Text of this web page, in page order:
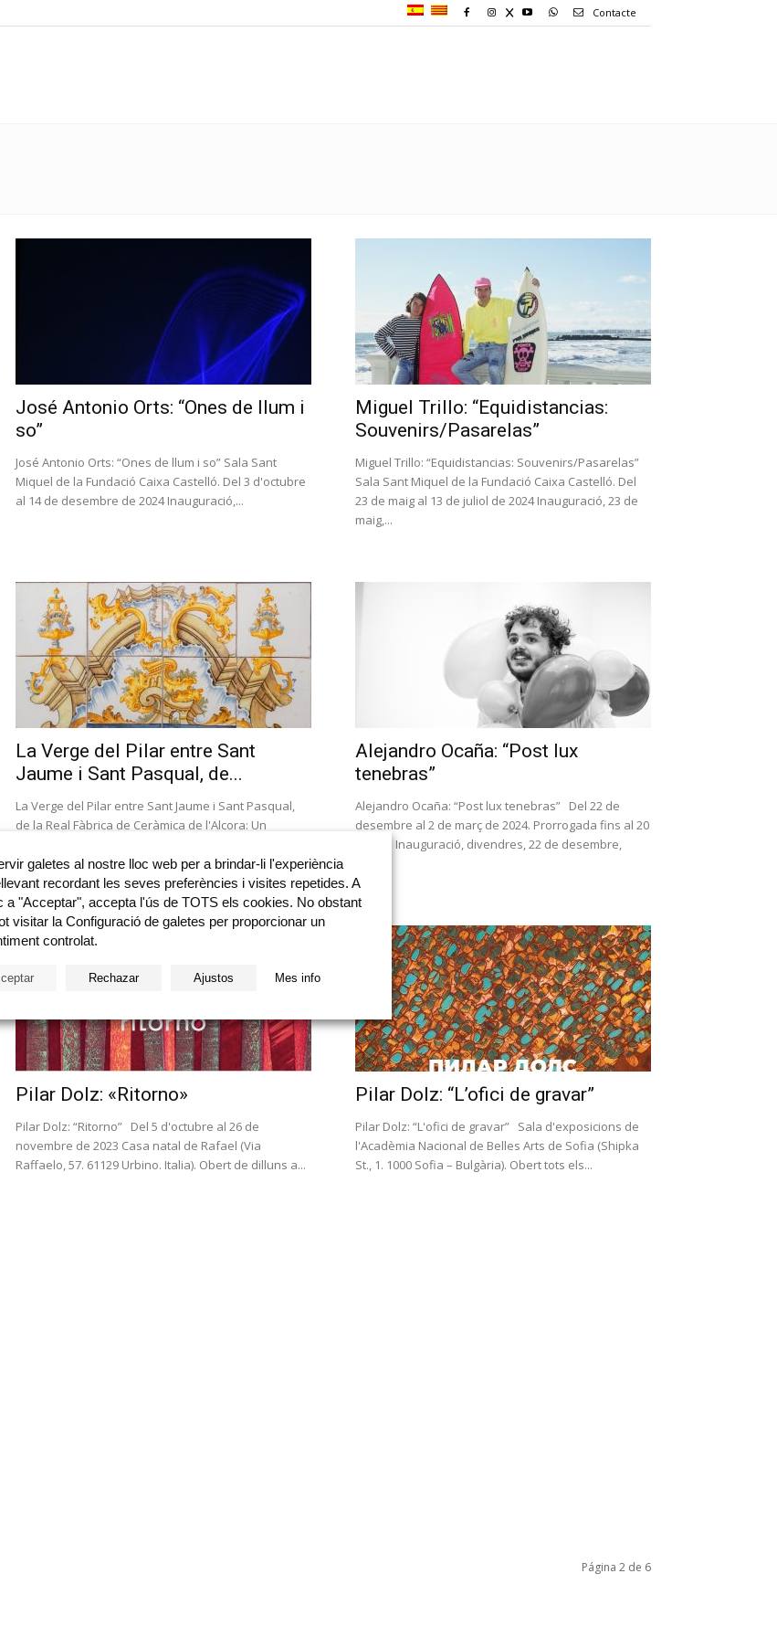
Contacte
José Antonio Orts: “Ones de llum i
so”
José Antonio Orts: “Ones de llum i so” Sala Sant
Miquel de la Fundació Caixa Castelló. Del 3 d'octubre
al 14 de desembre de 2024 Inauguració,...
Miguel Trillo: “Equidistancias:
Souvenirs/Pasarelas”
Miguel Trillo: “Equidistancias: Souvenirs/Pasarelas”
Sala Sant Miquel de la Fundació Caixa Castelló. Del
23 de maig al 13 de juliol de 2024 Inauguració, 23 de
maig,...
La Verge del Pilar entre Sant
Jaume i Sant Pasqual, de...
La Verge del Pilar entre Sant Jaume i Sant Pasqual,
de la Real Fàbrica de Ceràmica de l'Alcora: Un
Alejandro Ocaña: “Post lux
tenebras”
Alejandro Ocaña: “Post lux tenebras” Del 22 de
desembre al 2 de març de 2024. Prorrogada fins al 20
d'abril. Inauguració, divendres, 22 de desembre,
Pilar Dolz: «Ritorno»
Pilar Dolz: “Ritorno” Del 5 d'octubre al 26 de
novembre de 2023 Casa natal de Rafael (Via
Raffaelo, 57. 61129 Urbino. Italia). Obert de dilluns a...
Pilar Dolz: “L’ofici de gravar”
Pilar Dolz: “L'ofici de gravar” Sala d'exposicions de
l'Acadèmia Nacional de Belles Arts de Sofia (Shipka
St., 1. 1000 Sofia – Bulgària). Obert tots els...
Página 2 de 6
galetes al nostre lloc web per a brindar-li l'experiència
recordant les seves preferències i visites repetides. A
a "Acceptar", accepta l'ús de TOTS els cookies. No obstant
visitar la Configuració de galetes per proporcionar un
controlat.
Rechazar Ajustos Mes info